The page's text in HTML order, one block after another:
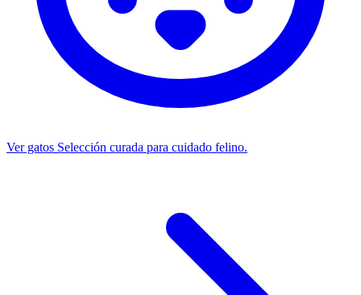
Ver gatos Selección curada para cuidado felino.